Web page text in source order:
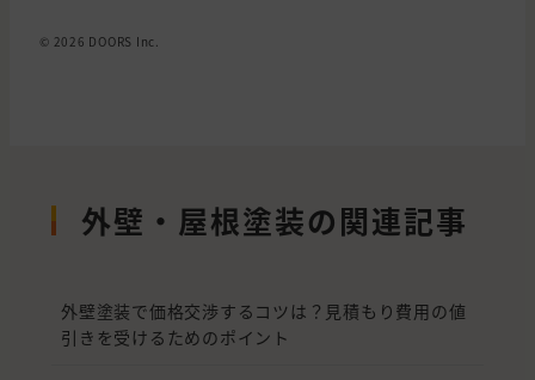
© 2026 DOORS Inc.
外壁・屋根塗装の関連記事
外壁塗装で価格交渉するコツは？見積もり費用の値
引きを受けるためのポイント